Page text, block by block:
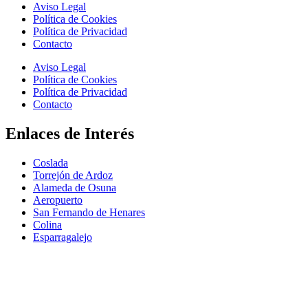
Aviso Legal
Política de Cookies
Política de Privacidad
Contacto
Aviso Legal
Política de Cookies
Política de Privacidad
Contacto
Enlaces de Interés
Coslada
Torrejón de Ardoz
Alameda de Osuna
Aeropuerto
San Fernando de Henares
Colina
Esparragalejo